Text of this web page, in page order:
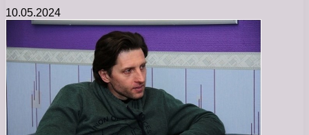
10.05.2024